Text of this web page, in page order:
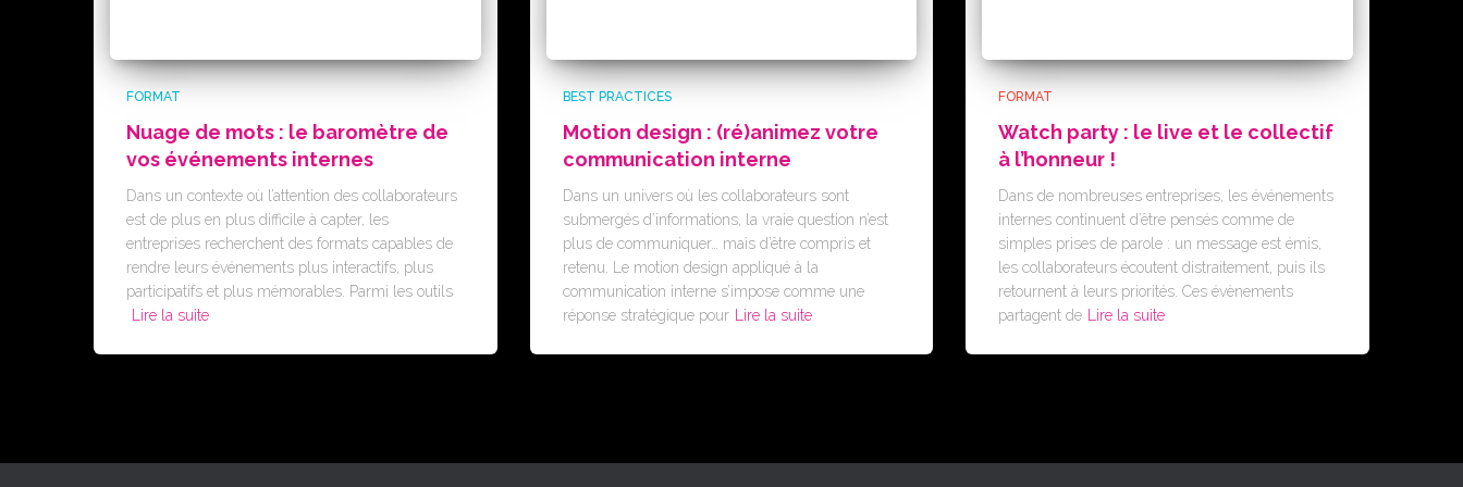
FORMAT
Nuage de mots : le baromètre de
vos événements internes
Dans un contexte où l’attention des collaborateurs
est de plus en plus difficile à capter, les
entreprises recherchent des formats capables de
rendre leurs événements plus interactifs, plus
participatifs et plus mémorables. Parmi les outils
Lire la suite
BEST PRACTICES
Motion design : (ré)animez votre
communication interne
Dans un univers où les collaborateurs sont
submergés d’informations, la vraie question n’est
plus de communiquer… mais d’être compris et
retenu. Le motion design appliqué à la
communication interne s’impose comme une
réponse stratégique pour
Lire la suite
FORMAT
Watch party : le live et le collectif
à l’honneur !
Dans de nombreuses entreprises, les événements
internes continuent d’être pensés comme de
simples prises de parole : un message est émis,
les collaborateurs écoutent distraitement, puis ils
retournent à leurs priorités. Ces évènements
partagent de
Lire la suite